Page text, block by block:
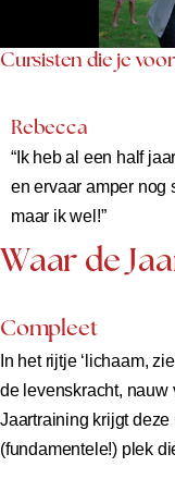
Cursisten die je
Rebecca
“Ik heb al een half
en ervaar amper nog
maar ik wel!”
Waar de
Compleet
In het rijtje ‘lichaam,
de levenskracht, nauw
Jaartraining krijgt deze
(fundamentele!) plek